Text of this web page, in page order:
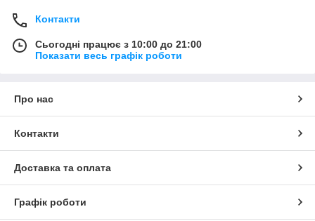
Контакти
Сьогодні працює з 10:00 до 21:00
Показати весь графік роботи
Про нас
Контакти
Доставка та оплата
Графік роботи